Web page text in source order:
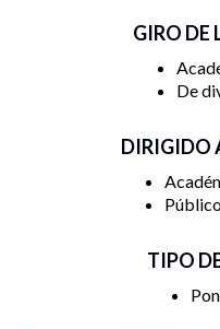
GIRO
De
DIRIGIDO
TIPO